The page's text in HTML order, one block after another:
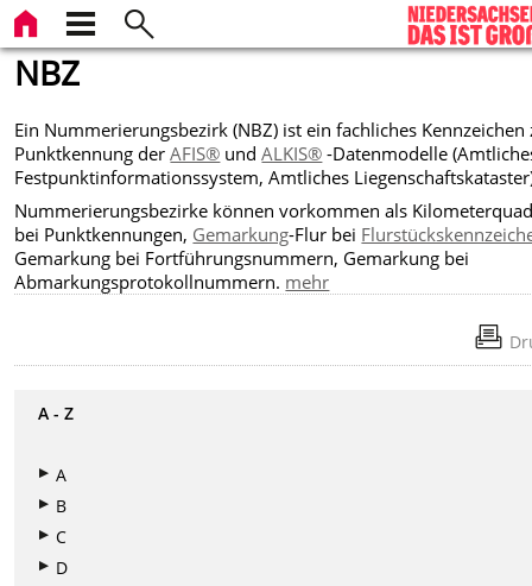
NBZ
Ein Nummerierungsbezirk (NBZ) ist ein fachliches Kennzeichen
Punktkennung derAFIS® undALKIS® -Datenmodelle
Festpunktinformationssystem, Amtliches
Nummerierungsbezirke können vorkommen als
bei Punktkennungen, Gemarkung-Flur bei
Gemarkung bei Fortführungsnummern, Gemarkung bei
Abmarkungsprotokollnummern. mehr
A - Z
A
B
C
D